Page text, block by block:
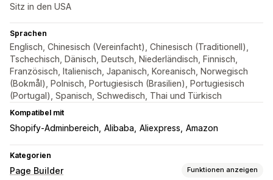
Sitz in den USA
Sprachen
Englisch, Chinesisch (Vereinfacht), Chinesisch (Traditionell),
Tschechisch, Dänisch, Deutsch, Niederländisch, Finnisch,
Französisch, Italienisch, Japanisch, Koreanisch, Norwegisch
(Bokmål), Polnisch, Portugiesisch (Brasilien), Portugiesisch
(Portugal), Spanisch, Schwedisch, Thai und Türkisch
Kompatibel mit
Shopify-Adminbereich Alibaba Aliexpress Amazon
Kategorien
Page Builder Funktionen anzeigen